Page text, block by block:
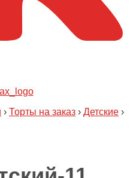
› Торты на заказ › Детские ›